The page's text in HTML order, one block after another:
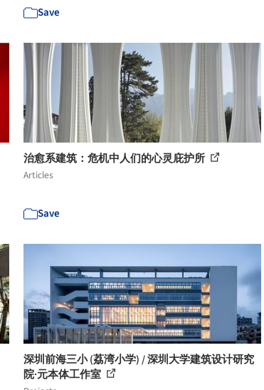
Save
治愈系建筑：危机中人们的心灵庇护所
Articles
Save
深圳前海三小 (荔湾小学) / 深圳大学建筑设计研究
院·元本体工作室